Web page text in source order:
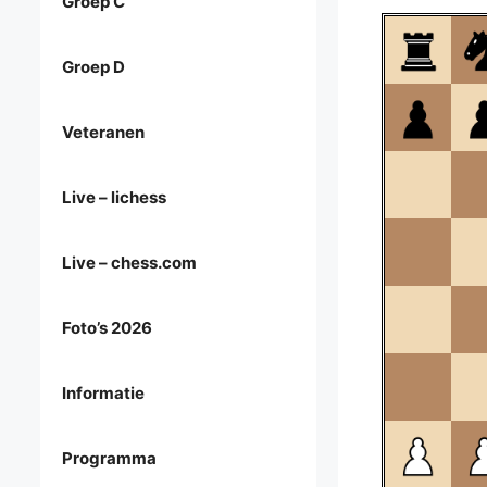
Groep D
Veteranen
Live – lichess
Live – chess.com
Foto’s 2026
Informatie
Programma